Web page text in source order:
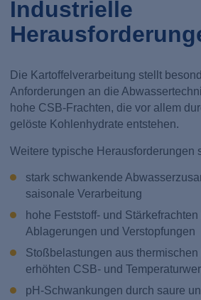
Industrielle
Die Kartoffelverarbeitung stellt
Anforderungen an die
hohe CSB-Frachten, die vor allem
gelöste Kohlenhydrate entstehen.
Weitere typische Herausforderungen
stark schwankende
saisonale Verarbeitung
hohe Feststoff- und
Ablagerungen und Verstopfungen
Stoßbelastungen aus
erhöhten CSB- und
pH-Schwankungen durch saure